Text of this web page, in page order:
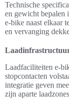
Technische
en gewicht bepalen
e-bike naast elkaar
en vervanging
Laadfaciliteiten e-
stopcontacten
integratie geven
zijn aparte